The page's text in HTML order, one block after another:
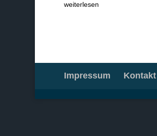
weiterlesen
Impressum Kontakt